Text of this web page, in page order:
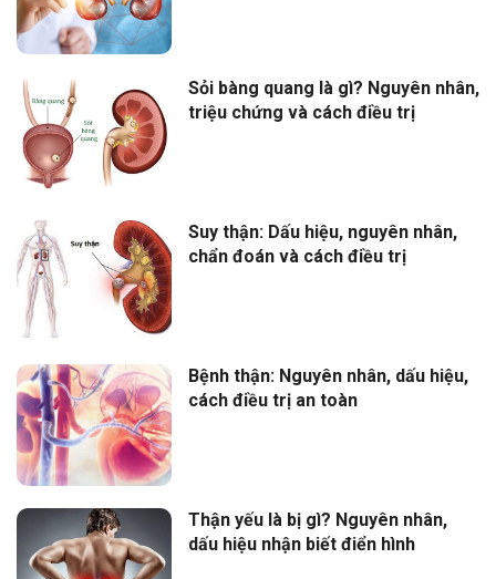
Sỏi bàng quang là gì? Nguyên nhân,
triệu chứng và cách điều trị
Suy thận: Dấu hiệu, nguyên nhân,
chẩn đoán và cách điều trị
Bệnh thận: Nguyên nhân, dấu hiệu,
cách điều trị an toàn
Thận yếu là bị gì? Nguyên nhân,
dấu hiệu nhận biết điển hình